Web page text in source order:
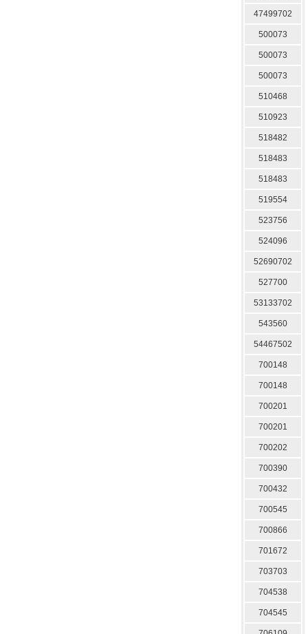
47499702
500073
500073
500073
510468
510923
518482
518483
518483
519554
523756
524096
52690702
527700
53133702
543560
54467502
700148
700148
700201
700201
700202
700390
700432
700545
700866
701672
703703
704538
704545